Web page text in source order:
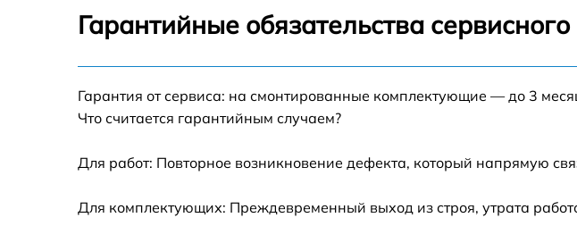
Ремонт СХД HP Proliant DL360E Gen8
DL360E Gen8
DL360E Gen8
Гарантийные обязательства
Гарантия от сервиса: на смонтированные комплектующие — до 3
Что считается гарантийным случаем?
Для работ: Повторное возникновение дефекта, который напрямую
Для комплектующих: Преждевременный выход из строя, утрата